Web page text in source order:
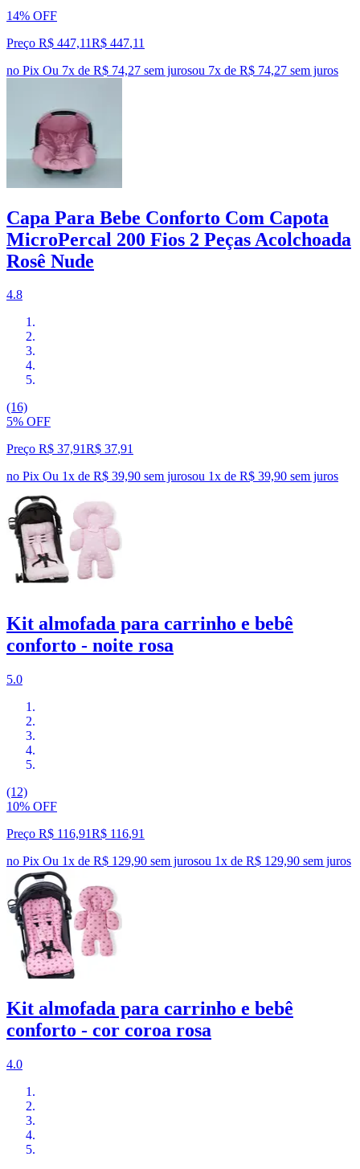
14% OFF
Preço R$ 447,11R$ 447,11
no Pix Ou 7x de R$ 74,27 sem jurosou 7x de R$ 74,27 sem juros
Capa Para Bebe Conforto Com Capota
MicroPercal 200 Fios 2 Peças Acolchoada
Rosê Nude
4.8
(16)
5% OFF
Preço R$ 37,91R$ 37,91
no Pix Ou 1x de R$ 39,90 sem jurosou 1x de R$ 39,90 sem juros
Kit almofada para carrinho e bebê
conforto - noite rosa
5.0
(12)
10% OFF
Preço R$ 116,91R$ 116,91
no Pix Ou 1x de R$ 129,90 sem jurosou 1x de R$ 129,90 sem juros
Kit almofada para carrinho e bebê
conforto - cor coroa rosa
4.0